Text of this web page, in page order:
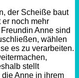
der Scheiße baut
er noch mehr
Anne sind
wählen
es zu verarbeiten.
stellt
Anne in ihrem